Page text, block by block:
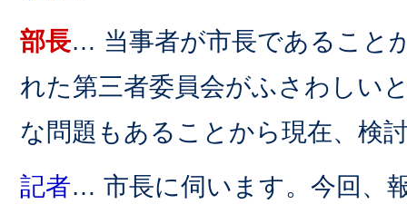
部長… 当事者が市長であること
れた第三者委員会がふさわしい
な問題もあることから現在、検
記者… 市長に伺います。今回、